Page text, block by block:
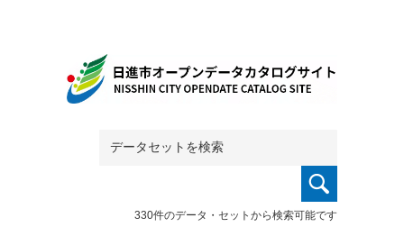
330件のデータ・セットから検索可能です